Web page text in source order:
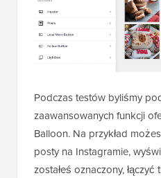
Podczas testów byliśmy
zaawansowanych funkcji
Balloon. Na przykład
posty na Instagramie,
zostałeś oznaczony,